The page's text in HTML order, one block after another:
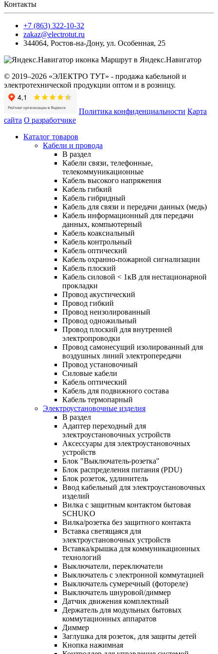
Контакты
+7 (863) 322-10-32
zakaz@electrotut.ru
344064, Ростов-на-Дону, ул. Особенная, 25
Маршрут в Яндекс.Навигатор
© 2019–2026 «ЭЛЕКТРО ТУТ» - продажа кабельной и
электротехнической продукции оптом и в розницу.
Политика конфиденциальности Карта
сайта О разработчике
Каталог товаров
Кабели и провода
В раздел
Кабели связи, телефонные,
телекоммуникационные
Кабель высокого напряжения
Кабель гибкий
Кабель гибридный
Кабель для связи и передачи данных (медь)
Кабель информационный для передачи
данных, компьютерный
Кабель коаксиальный
Кабель контрольный
Кабель оптический
Кабель охранно-пожарной сигнализации
Кабель плоский
Кабель силовой < 1кВ для нестационарной
прокладки
Провод акустический
Провод гибкий
Провод неизолированный
Провод одножильный
Провод плоский для внутренней
электропроводки
Провод самонесущий изолированный для
воздушных линий электропередачи
Провод установочный
Силовые кабели
Кабель оптический
Кабель для подвижного состава
Кабель термопарный
Электроустановочные изделия
В раздел
Адаптер переходный для
электроустановочных устройств
Аксессуары для электроустановочных
устройств
Блок "Выключатель-розетка"
Блок распределения питания (PDU)
Блок розеток, удлинитель
Ввод кабельный для электроустановочных
изделий
Вилка с защитным контактом бытовая
SCHUKO
Вилка/розетка без защитного контакта
Вставка светящаяся для
электроустановочных устройств
Вставка/крышка для коммуникационных
технологий
Выключатели, переключатели
Выключатель с электронной коммутацией
Выключатель сумеречный (фотореле)
Выключатель шнуровой/диммер
Датчик движения комплектный
Держатель для модульных бытовых
коммутационных аппаратов
Диммер
Заглушка для розеток, для защиты детей
Кнопка нажимная